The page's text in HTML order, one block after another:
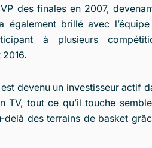
des finales en 2007,
brillé avec
à plusieurs
devenu un investisseur actif
TV, tout ce qu’il touche
delà des terrains de basket